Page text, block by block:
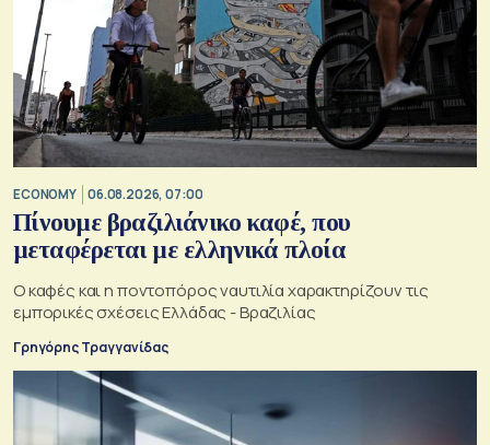
ECONOMY 06.08.2026, 07:00
Πίνουμε βραζιλιάνικο καφέ, που
μεταφέρεται με ελληνικά πλοία
Ο καφές και η ποντοπόρος ναυτιλία χαρακτηρίζουν τις
εμπορικές σχέσεις Ελλάδας - Βραζιλίας
Γρηγόρης Τραγγανίδας